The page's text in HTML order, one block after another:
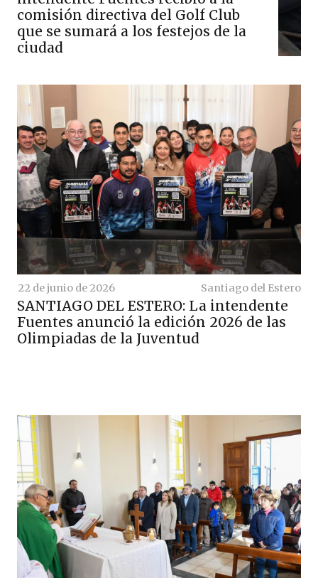
comisión directiva del Golf Club
que se sumará a los festejos de la
ciudad
22 de junio de 2026 Santiago del Estero
SANTIAGO DEL ESTERO: La intendente
Fuentes anunció la edición 2026 de las
Olimpiadas de la Juventud